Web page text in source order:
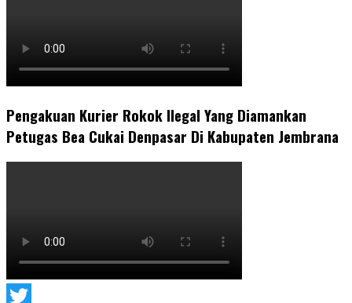
Pengakuan Kurier Rokok Ilegal Yang Diamankan
Petugas Bea Cukai Denpasar Di Kabupaten Jembrana